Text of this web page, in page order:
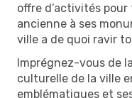
offre d’activités
ancienne à ses
ville a de quoi ravir
Imprégnez-vous de
culturelle de la ville
emblématiques et